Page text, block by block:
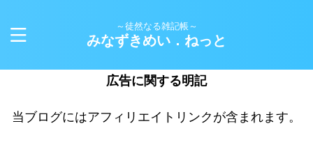
～徒然なる雑記帳～
みなずきめい．ねっと
広告に関する明記
当ブログにはアフィリエイトリンクが含まれます。